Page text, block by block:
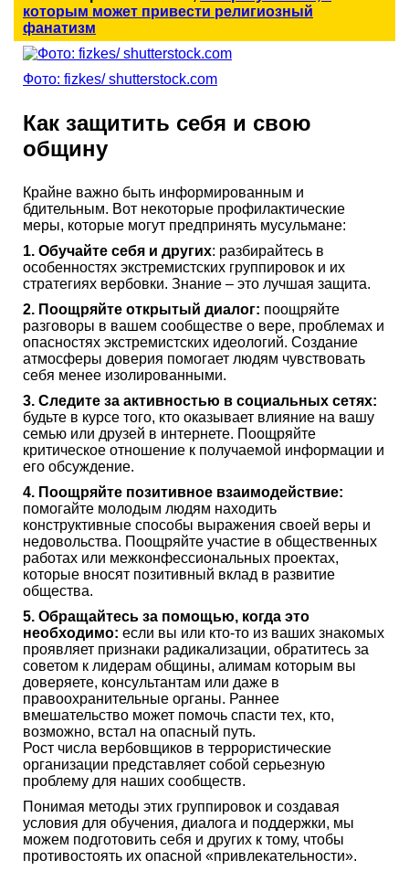
которым может привести религиозный
фанатизм
Фото: fizkes/ shutterstock.com
Как защитить себя и свою
общину
Крайне важно быть информированным и
бдительным. Вот некоторые профилактические
меры, которые могут предпринять мусульмане:
1. Обучайте себя и других: разбирайтесь в
особенностях экстремистских группировок и их
стратегиях вербовки. Знание – это лучшая защита.
2. Поощряйте открытый диалог: поощряйте
разговоры в вашем сообществе о вере, проблемах и
опасностях экстремистских идеологий. Создание
атмосферы доверия помогает людям чувствовать
себя менее изолированными.
3. Следите за активностью в социальных сетях:
будьте в курсе того, кто оказывает влияние на вашу
семью или друзей в интернете. Поощряйте
критическое отношение к получаемой информации и
его обсуждение.
4. Поощряйте позитивное взаимодействие:
помогайте молодым людям находить
конструктивные способы выражения своей веры и
недовольства. Поощряйте участие в общественных
работах или межконфессиональных проектах,
которые вносят позитивный вклад в развитие
общества.
5. Обращайтесь за помощью, когда это
необходимо: если вы или кто-то из ваших знакомых
проявляет признаки радикализации, обратитесь за
советом к лидерам общины, алимам которым вы
доверяете, консультантам или даже в
правоохранительные органы. Раннее
вмешательство может помочь спасти тех, кто,
возможно, встал на опасный путь.
Рост числа вербовщиков в террористические
организации представляет собой серьезную
проблему для наших сообществ.
Понимая методы этих группировок и создавая
условия для обучения, диалога и поддержки, мы
можем подготовить себя и других к тому, чтобы
противостоять их опасной «привлекательности».